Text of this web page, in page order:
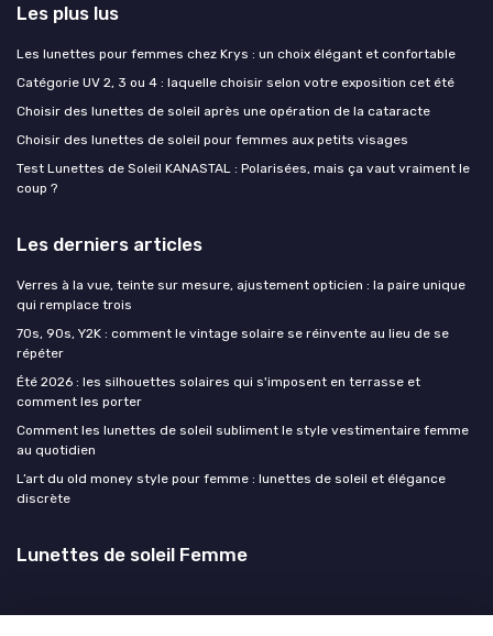
Les plus lus
Les lunettes pour femmes chez Krys : un choix élégant et confortable
Catégorie UV 2, 3 ou 4 : laquelle choisir selon votre exposition cet été
Choisir des lunettes de soleil après une opération de la cataracte
Choisir des lunettes de soleil pour femmes aux petits visages
Test Lunettes de Soleil KANASTAL : Polarisées, mais ça vaut vraiment le
coup ?
Les derniers articles
Verres à la vue, teinte sur mesure, ajustement opticien : la paire unique
qui remplace trois
70s, 90s, Y2K : comment le vintage solaire se réinvente au lieu de se
répéter
Été 2026 : les silhouettes solaires qui s'imposent en terrasse et
comment les porter
Comment les lunettes de soleil subliment le style vestimentaire femme
au quotidien
L’art du old money style pour femme : lunettes de soleil et élégance
discrète
Lunettes de soleil Femme